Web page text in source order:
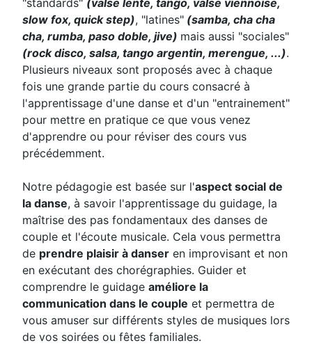
"standards" (valse lente, tango, valse viennoise,
slow fox, quick step), "latines" (samba, cha cha
cha, rumba, paso doble, jive) mais aussi "sociales"
(rock disco, salsa, tango argentin, merengue, ...).
Plusieurs niveaux sont proposés avec à chaque
fois une grande partie du cours consacré à
l'apprentissage d'une danse et d'un "entrainement"
pour mettre en pratique ce que vous venez
d'apprendre ou pour réviser des cours vus
précédemment.
Notre pédagogie est basée sur l'aspect social de
la danse, à savoir l'apprentissage du guidage, la
maîtrise des pas fondamentaux des danses de
couple et l'écoute musicale. Cela vous permettra
de prendre plaisir à danser en improvisant et non
en exécutant des chorégraphies. Guider et
comprendre le guidage améliore la
communication dans le couple et permettra de
vous amuser sur différents styles de musiques lors
de vos soirées ou fêtes familiales.